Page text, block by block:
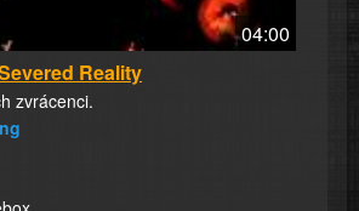
04:00
Reality
zvrácenci.